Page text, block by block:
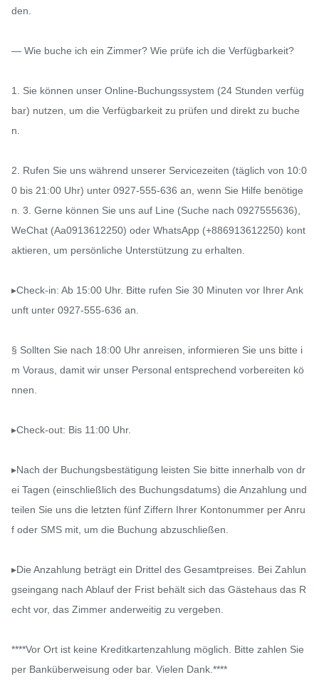
den.
— Wie buche ich ein Zimmer? Wie prüfe ich die Verfügbarkeit?
1. Sie können unser Online-Buchungssystem (24 Stunden verfüg
bar) nutzen, um die Verfügbarkeit zu prüfen und direkt zu buche
n.
2. Rufen Sie uns während unserer Servicezeiten (täglich von 10:0
0 bis 21:00 Uhr) unter 0927-555-636 an, wenn Sie Hilfe benötige
n. 3. Gerne können Sie uns auf Line (Suche nach 0927555636),
WeChat (Aa0913612250) oder WhatsApp (+886913612250) kont
aktieren, um persönliche Unterstützung zu erhalten.
▸Check-in: Ab 15:00 Uhr. Bitte rufen Sie 30 Minuten vor Ihrer Ank
unft unter 0927-555-636 an.
§ Sollten Sie nach 18:00 Uhr anreisen, informieren Sie uns bitte i
m Voraus, damit wir unser Personal entsprechend vorbereiten kö
nnen.
▸Check-out: Bis 11:00 Uhr.
▸Nach der Buchungsbestätigung leisten Sie bitte innerhalb von dr
ei Tagen (einschließlich des Buchungsdatums) die Anzahlung und
teilen Sie uns die letzten fünf Ziffern Ihrer Kontonummer per Anru
f oder SMS mit, um die Buchung abzuschließen.
▸Die Anzahlung beträgt ein Drittel des Gesamtpreises. Bei Zahlun
gseingang nach Ablauf der Frist behält sich das Gästehaus das R
echt vor, das Zimmer anderweitig zu vergeben.
****Vor Ort ist keine Kreditkartenzahlung möglich. Bitte zahlen Sie
per Banküberweisung oder bar. Vielen Dank.****